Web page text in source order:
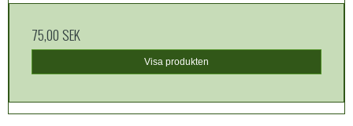
75,00 SEK
Visa produkten